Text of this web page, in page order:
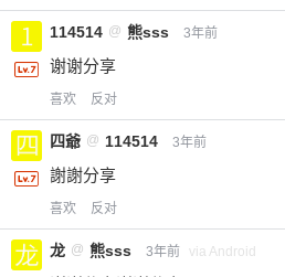
114514 @ 熊sss 3年前
谢谢分享
喜欢 反对
四爺 @ 114514 3年前
謝謝分享
喜欢 反对
龙 @ 熊sss 3年前 via Android